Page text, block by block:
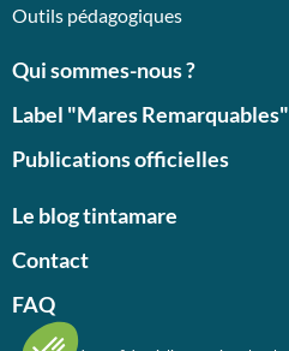
Outils pédagogiques
Qui sommes-nous ?
Label "Mares Remarquables"
Publications officielles
Le blog tintamare
Contact
FAQ